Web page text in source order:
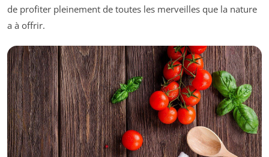
de profiter pleinement de toutes les merveilles que la nature
a à offrir.